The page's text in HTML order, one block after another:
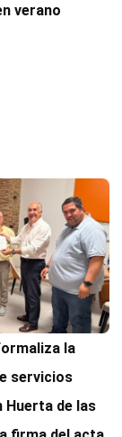
verano
la
servicios
Huerta de las